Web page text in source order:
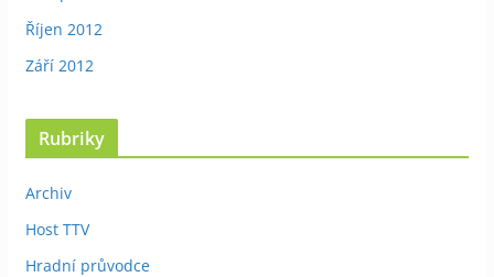
Říjen 2012
Září 2012
Rubriky
Archiv
Host TTV
Hradní průvodce